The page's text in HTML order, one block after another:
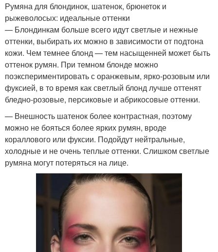
Румяна для блондинок, шатенок, брюнеток и
рыжеволосых: идеальные оттенки
— Блондинкам больше всего идут светлые и нежные
оттенки, выбирать их можно в зависимости от подтона
кожи. Чем темнее блонд — тем насыщенней может быть
оттенок румян. При темном блонде можно
поэкспериментировать с оранжевым, ярко-розовым или
фуксией, в то время как светлый блонд лучше оттенят
бледно-розовые, персиковые и абрикосовые оттенки.
— Внешность шатенок более контрастная, поэтому
можно не бояться более ярких румян, вроде
кораллового или фуксии. Подойдут нейтральные,
холодные и не очень теплые оттенки. Слишком светлые
румяна могут потеряться на лице.